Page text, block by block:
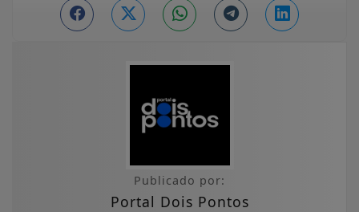
Publicado por:
Portal Dois Pontos